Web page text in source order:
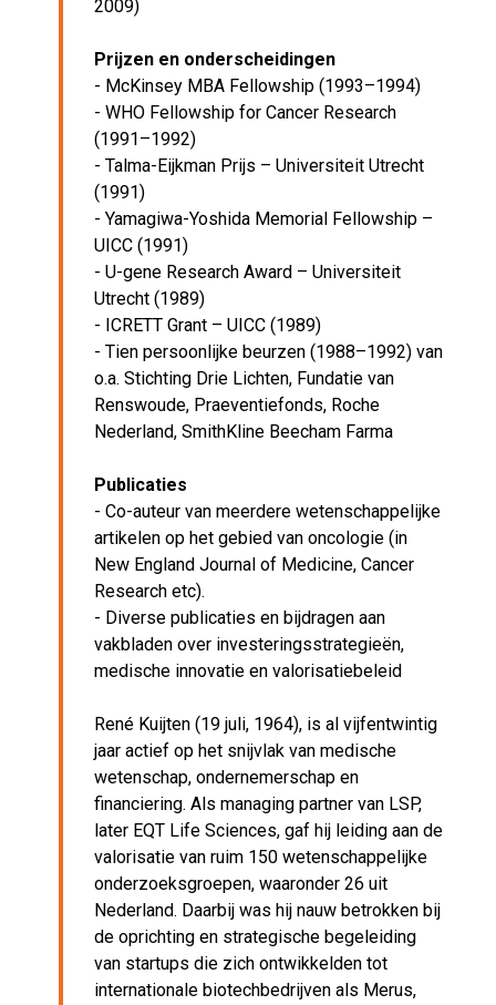
2009)
Prijzen en onderscheidingen
- McKinsey MBA Fellowship (1993–1994)
- WHO Fellowship for Cancer Research
(1991–1992)
- Talma-Eijkman Prijs – Universiteit Utrecht
(1991)
- Yamagiwa-Yoshida Memorial Fellowship –
UICC (1991)
- U-gene Research Award – Universiteit
Utrecht (1989)
- ICRETT Grant – UICC (1989)
- Tien persoonlijke beurzen (1988–1992) van
o.a. Stichting Drie Lichten, Fundatie van
Renswoude, Praeventiefonds, Roche
Nederland, SmithKline Beecham Farma
Publicaties
- Co-auteur van meerdere wetenschappelijke
artikelen op het gebied van oncologie (in
New England Journal of Medicine, Cancer
Research etc).
- Diverse publicaties en bijdragen aan
vakbladen over investeringsstrategieën,
medische innovatie en valorisatiebeleid
René Kuijten (19 juli, 1964), is al vijfentwintig
jaar actief op het snijvlak van medische
wetenschap, ondernemerschap en
financiering. Als managing partner van LSP,
later EQT Life Sciences, gaf hij leiding aan de
valorisatie van ruim 150 wetenschappelijke
onderzoeksgroepen, waaronder 26 uit
Nederland. Daarbij was hij nauw betrokken bij
de oprichting en strategische begeleiding
van startups die zich ontwikkelden tot
internationale biotechbedrijven als Merus,